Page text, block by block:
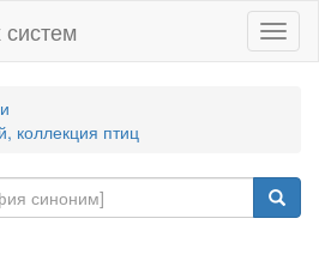
коллекция птиц